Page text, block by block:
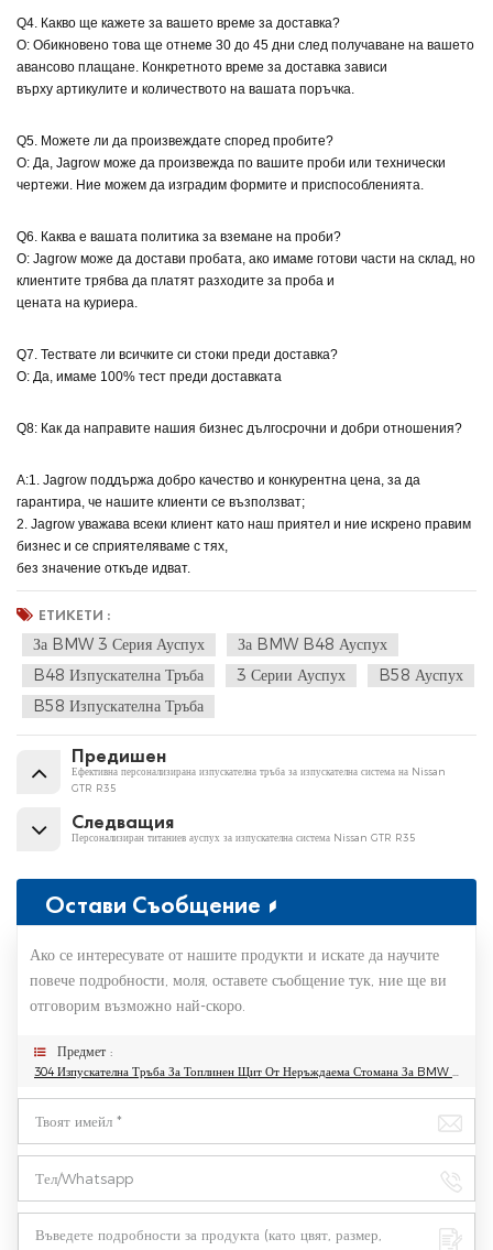
Q4. Какво ще кажете за вашето време за доставка?
О: Обикновено това ще отнеме 30 до 45 дни след получаване на вашето
авансово плащане. Конкретното време за доставка зависи
върху артикулите и количеството на вашата поръчка.
Q5. Можете ли да произвеждате според пробите?
О: Да, Jagrow може да произвежда по вашите проби или технически
чертежи. Ние можем да изградим формите и приспособленията.
Q6. Каква е вашата политика за вземане на проби?
О: Jagrow може да достави пробата, ако имаме готови части на склад, но
клиентите трябва да платят разходите за проба и
цената на куриера.
Q7. Тествате ли всичките си стоки преди доставка?
О: Да, имаме 100% тест преди доставката
Q8: Как да направите нашия бизнес дългосрочни и добри отношения?
A:1. Jagrow поддържа добро качество и конкурентна цена, за да
гарантира, че нашите клиенти се възползват;
2. Jagrow уважава всеки клиент като наш приятел и ние искрено правим
бизнес и се сприятеляваме с тях,
без значение откъде идват.
ЕТИКЕТИ :
За BMW 3 Серия Ауспух
За BMW B48 Ауспух
B48 Изпускателна Тръба
3 Серии Ауспух
B58 Ауспух
B58 Изпускателна Тръба
Предишен
Ефективна персонализирана изпускателна тръба за изпускателна система на Nissan
GTR R35
Следващия
Персонализиран титаниев ауспух за изпускателна система Nissan GTR R35
Остави Съобщение
Ако се интересувате от нашите продукти и искате да научите
повече подробности, моля, оставете съобщение тук, ние ще ви
отговорим възможно най-скоро.
Предмет :
304 Изпускателна Тръба За Топлинен Щит От Неръждаема Стомана За BMW 3 Серия B48